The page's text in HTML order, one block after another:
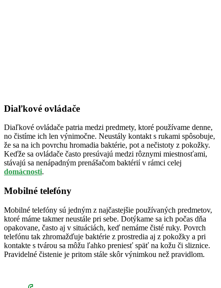
Diaľkové ovládače
Diaľkové ovládače patria medzi predmety, ktoré používame denne,
no čistíme ich len výnimočne. Neustály kontakt s rukami spôsobuje,
že sa na ich povrchu hromadia baktérie, pot a nečistoty z pokožky.
Keďže sa ovládače často presúvajú medzi rôznymi miestnosťami,
stávajú sa nenápadným prenášačom baktérií v rámci celej
domácnosti.
Mobilné telefóny
Mobilné telefóny sú jedným z najčastejšie používaných predmetov,
ktoré máme takmer neustále pri sebe. Dotýkame sa ich počas dňa
opakovane, často aj v situáciách, keď nemáme čisté ruky. Povrch
telefónu tak zhromažďuje baktérie z prostredia aj z pokožky a pri
kontakte s tvárou sa môžu ľahko preniesť späť na kožu či sliznice.
Pravidelné čistenie je pritom stále skôr výnimkou než pravidlom.